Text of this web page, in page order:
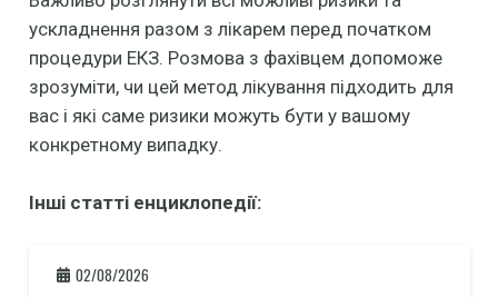
ускладнення разом з лікарем перед початком
процедури ЕКЗ. Розмова з фахівцем допоможе
зрозуміти, чи цей метод лікування підходить для
вас і які саме ризики можуть бути у вашому
конкретному випадку.
Інші статті енциклопедії:
02/08/2026